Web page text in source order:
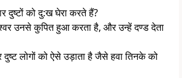
दुष्टों को दु:ख घेरा करते हैं?
उनसे कुपित हुआ करता है, और उन्हें दण्ड देता
दुष्ट लोगों को ऐसे उड़ाता है जैसे हवा तिनके को